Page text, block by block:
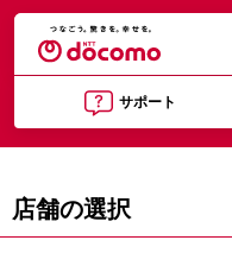
サポート
店舗の選択